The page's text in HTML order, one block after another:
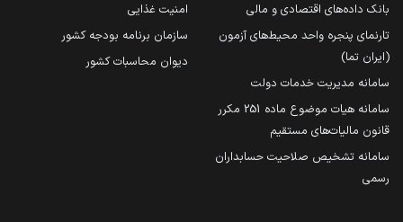
بانک داده‌های اقتصادی و مالی
تارنمای پنجره واحد محیط‌های آزمون
(ایران تما)
سامانه مدیریت خدمات دولت
سامانه هیات موضوع ماده 251 مکرر
قانون مالیات‌های مستقیم
سامانه تشخیص صلاحیت حسابداران
رسمی
امنیت غذایی
سازمان برنامه بودجه کشور
دیوان محاسبات کشور